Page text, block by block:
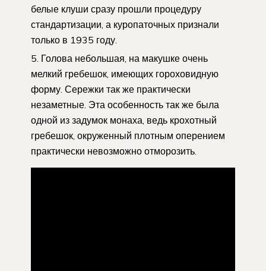
белые клуши сразу прошли процедуру
стандартизации, а куропаточных признали
только в 1935 году.
Голова небольшая, на макушке очень
мелкий гребешок, имеющих гороховидную
форму. Сережки так же практически
незаметные. Эта особенность так же была
одной из задумок монаха, ведь крохотный
гребешок, окруженный плотным оперением
практически невозможно отморозить.